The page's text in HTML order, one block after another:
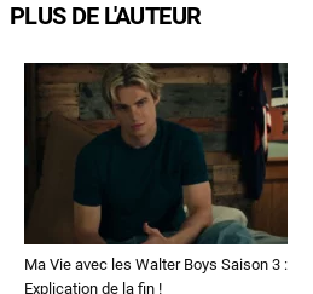
PLUS DE L'AUTEUR
Ma Vie avec les Walter Boys Saison 3 :
Explication de la fin !